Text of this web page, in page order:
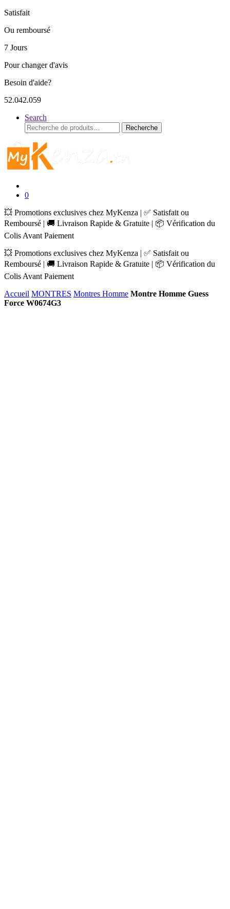
Satisfait
Ou remboursé
7 Jours
Pour changer d'avis
Besoin d'aide?
52.042.059
Search
Recherche
pour :
Recherche
0
💥 Promotions exclusives chez MyKenza | ✅ Satisfait ou
Remboursé | 🚚 Livraison Rapide & Gratuite | 📦 Vérification du
Colis Avant Paiement
💥 Promotions exclusives chez MyKenza | ✅ Satisfait ou
Remboursé | 🚚 Livraison Rapide & Gratuite | 📦 Vérification du
Colis Avant Paiement
Accueil MONTRES Montres Homme Montre Homme Guess
Force W0674G3